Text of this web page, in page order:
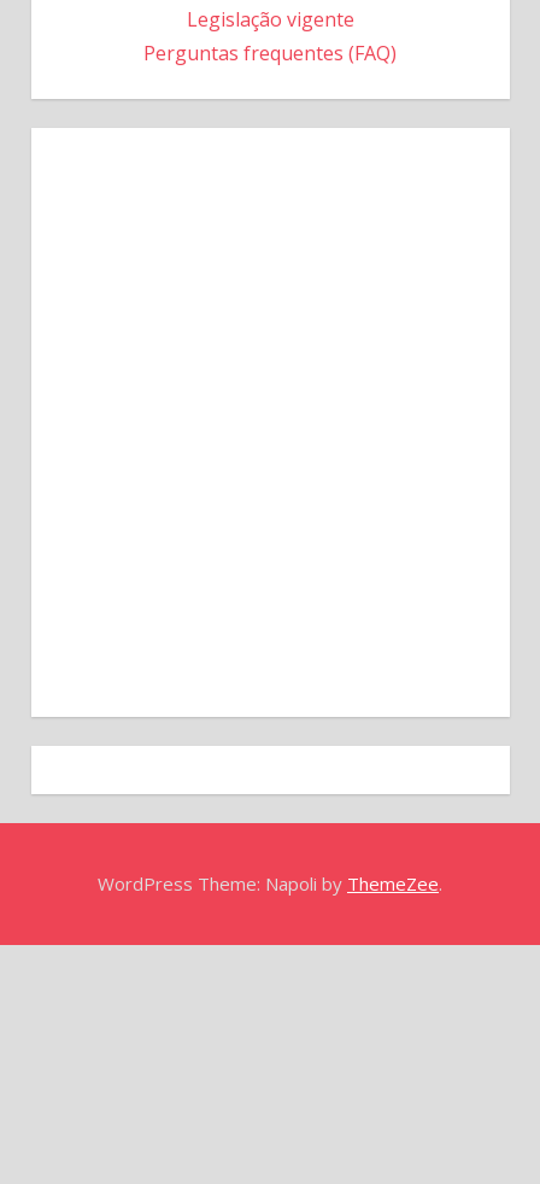
Legislação vigente
Perguntas frequentes (FAQ)
WordPress Theme: Napoli by ThemeZee.